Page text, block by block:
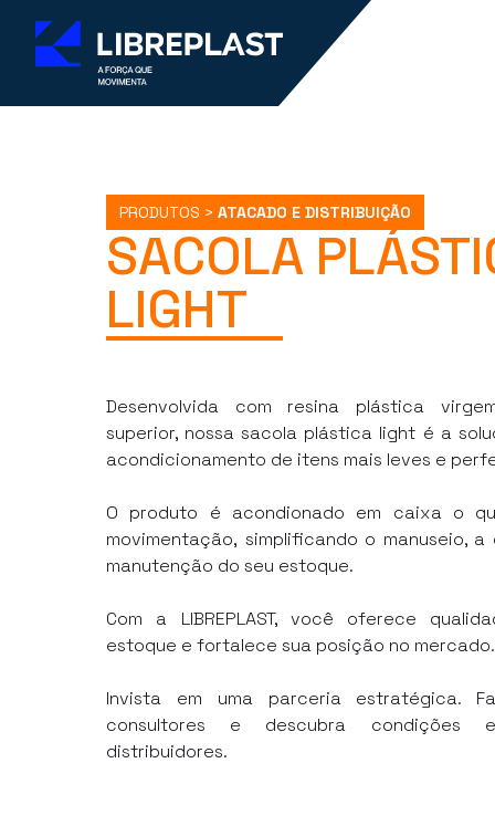
PRODUTOS > ATACADO E DISTRIBUIÇÃO
SACOLA
LIGHT
Desenvolvida com resina plástica
superior, nossa sacola plástica light é a
acondicionamento de itens mais leves e
O produto é acondionado em caixa o
movimentação, simplificando o manuseio,
manutenção do seu estoque.
Com a LIBREPLAST, você oferece
estoque e fortalece sua posição no mercado.
Invista em uma parceria estratégica.
consultores e descubra condições
distribuidores.